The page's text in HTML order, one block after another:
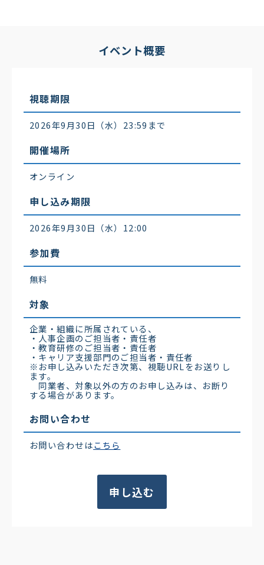
イベント概要
視聴期限
2026年9月30日（水）23:59まで
開催場所
オンライン
申し込み期限
2026年9月30日（水）12:00
参加費
無料
対象
企業・組織に所属されている、
・人事企画のご担当者・責任者
・教育研修のご担当者・責任者
・キャリア支援部門のご担当者・責任者
※お申し込みいただき次第、視聴URLをお送りし
ます。
同業者、対象以外の方のお申し込みは、お断り
する場合があります。
お問い合わせ
お問い合わせはこちら
申し込む